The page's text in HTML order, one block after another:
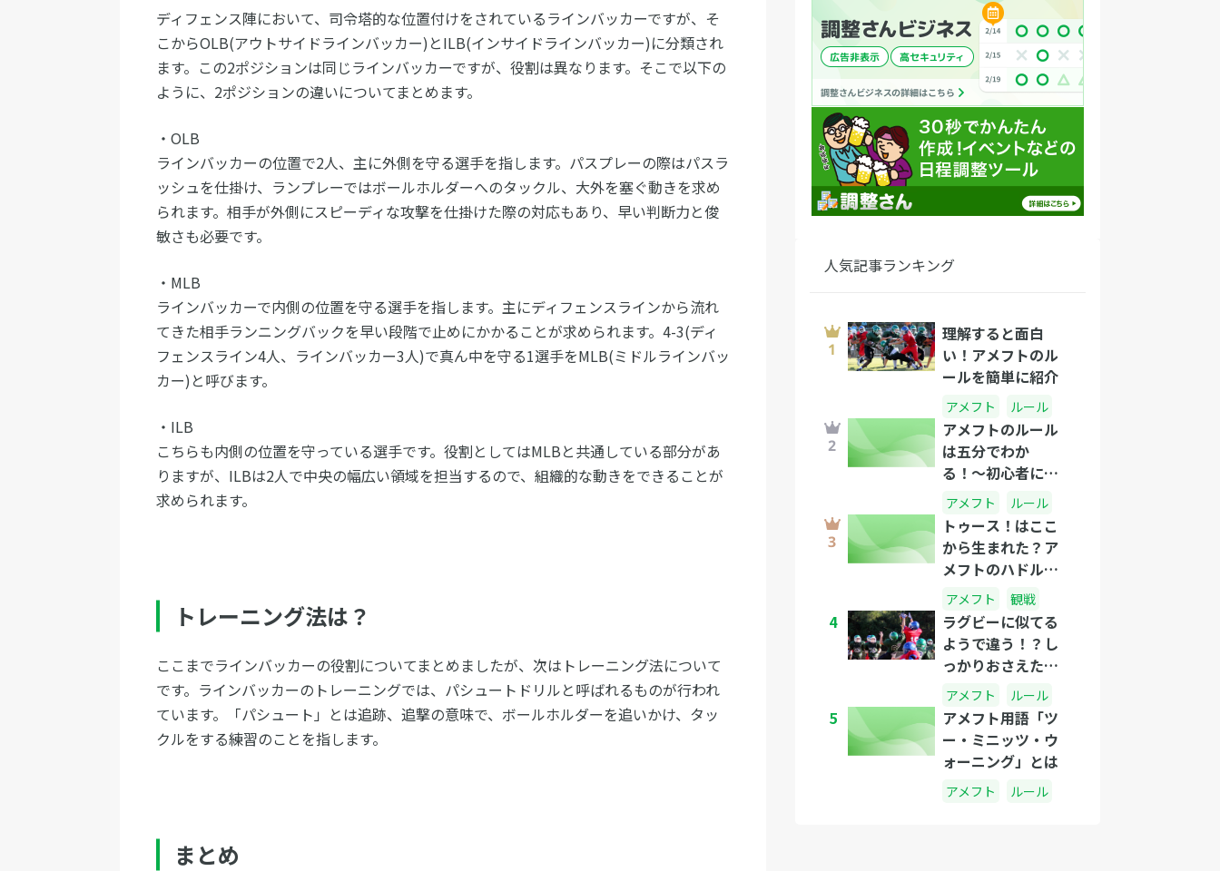
ディフェンス陣において、司令塔的な位置付けをされているラインバッカーですが、そ
こからOLB(アウトサイドラインバッカー)とILB(インサイドラインバッカー)に分類され
ます。この2ポジションは同じラインバッカーですが、役割は異なります。そこで以下の
ように、2ポジションの違いについてまとめます。
・OLB
ラインバッカーの位置で2人、主に外側を守る選手を指します。パスプレーの際はパスラ
ッシュを仕掛け、ランプレーではボールホルダーへのタックル、大外を塞ぐ動きを求め
られます。相手が外側にスピーディな攻撃を仕掛けた際の対応もあり、早い判断力と俊
敏さも必要です。
・MLB
ラインバッカーで内側の位置を守る選手を指します。主にディフェンスラインから流れ
てきた相手ランニングバックを早い段階で止めにかかることが求められます。4-3(ディ
フェンスライン4人、ラインバッカー3人)で真ん中を守る1選手をMLB(ミドルラインバッ
カー)と呼びます。
・ILB
こちらも内側の位置を守っている選手です。役割としてはMLBと共通している部分があ
りますが、ILBは2人で中央の幅広い領域を担当するので、組織的な動きをできることが
求められます。
トレーニング法は？
ここまでラインバッカーの役割についてまとめましたが、次はトレーニング法について
です。ラインバッカーのトレーニングでは、パシュートドリルと呼ばれるものが行われ
ています。「パシュート」とは追跡、追撃の意味で、ボールホルダーを追いかけ、タッ
クルをする練習のことを指します。
まとめ
人気記事ランキング
理解すると面白
い！アメフトのル
ールを簡単に紹介
アメフト ルール
アメフトのルール
は五分でわか
る！〜初心者にも
わかるアメフト講
座〜
アメフト ルール
トゥース！はここ
から生まれた？ア
メフトのハドルと
は何か？
アメフト 観戦
4
ラグビーに似てる
ようで違う！？し
っかりおさえたい
アメフトの投げ方
のコツ。
アメフト ルール
5
アメフト用語「ツ
ー・ミニッツ・ウ
ォーニング」とは
アメフト ルール